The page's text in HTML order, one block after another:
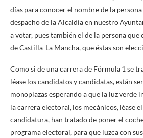
días para conocer el nombre de la
despacho de la Alcaldía en nuestro
a votar, pues también el de la persona
de Castilla-La Mancha, que éstas son
Como si de una carrera de Fórmula 1 se
léase los candidatos y candidatas, están
monoplazas esperando a que la luz verde
la carrera electoral, los mecánicos, léase
candidatura, han tratado de poner el
programa electoral, para que luzca con